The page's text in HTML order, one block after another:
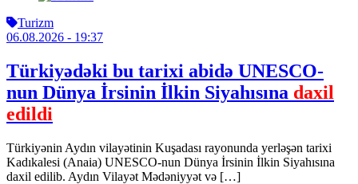
Turizm
06.08.2026 - 19:37
Türkiyədəki bu tarixi abidə UNESCO-
nun Dünya İrsinin İlkin Siyahısına daxil
edildi
Türkiyənin Aydın vilayətinin Kuşadası rayonunda yerləşən tarixi
Kadıkalesi (Anaia) UNESCO-nun Dünya İrsinin İlkin Siyahısına
daxil edilib. Aydın Vilayət Mədəniyyət və […]